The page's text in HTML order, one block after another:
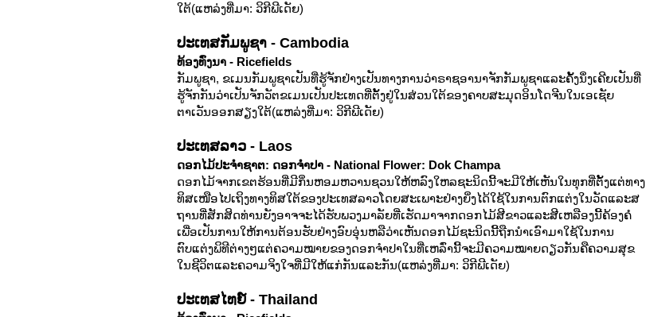
ໃຕ້(ແຫລ່ງທີ່ມາ: ວິກີພີເດັຍ)
ປະເທສກັມພູຊາ - Cambodia
ທ້ອງທົ່ງນາ - Ricefields
ກັມພູຊາ, ຂເມນກັມພູຊາເປັນທີ່ຮູ້ຈັກຢ່າງເປັນທາງການວ່າຣາຊອານາຈັກກັມພູຊາແລະຄັ້ງນຶ່ງເຄີຍເປັນທີ່
ຮູ້ຈັກກັນວ່າເປັນຈັກວັຕຂເມນເປັນປະເທດທີ່ຕັ້ງຢູ່ໃນສ່ວນໃຕ້ຂອງຄາບສະມຸດອິນໂດຈີນໃນເອເຊັຍ
ຕາເວັນອອກສຽງໃຕ້(ແຫລ່ງທີ່ມາ: ວິກີພີເດັຍ)
ປະເທສລາວ - Laos
ດອກໄມ້ປະຈຳຊາຕ: ດອກຈຳປາ - National Flower: Dok Champa
ດອກໄມ້ຈາກເຂຕຮ້ອນທີ່ມີກິ່ນຫອມຫວານຊວນໃຫ້ຫລົງໃຫລຊະນິດນີ້ຈະມີໃຫ້ເຫັນໃນທຸກທີ່ຕັ້ງແຕ່ທາງ
ທິສເໜືອໄປເຖິງທາງທິສໃຕ້ຂອງປະເທສລາວໂດຍສະເພາະຢ່າງຍິ່ງໄດ້ໃຊ້ໃນການຕົກແຕ່ງໃນວັດແລະສ
ຖານທີ່ສັກສິດທ່ານຍັງອາຈຈະໄດ້ຮັບພວງມາລັຍທີ່ເຮັດມາຈາກດອກໄມ້ສີຂາວແລະສີເຫລືອງນີ້ຄ້ອງຄໍ
ເພື່ອເປັນການໃຫ້ການຕ້ອນຮັບຢ່າງອົບອຸ່ນຫລືວ່າເຫັນດອກໄມ້ຊະນິດນີ້ຖືກນຳເອົາມາໃຊ້ໃນການ
ຕົບແຕ່ງພິທີຕ່າງໆແຕ່ຄວາມໝາຍຂອງດອກຈຳປາໃນທີ່ເຫລົ່ານີ້ຈະມີຄວາມໝາຍດຽວກັນຄືຄວາມສຸຂ
ໃນຊີວິຕແລະຄວາມຈິງໃຈທີ່ມີໃຫ້ແກ່ກັນແລະກັນ(ແຫລ່ງທີ່ມາ: ວິກີພີເດັຍ)
ປະເທສໄທຍ໌ - Thailand